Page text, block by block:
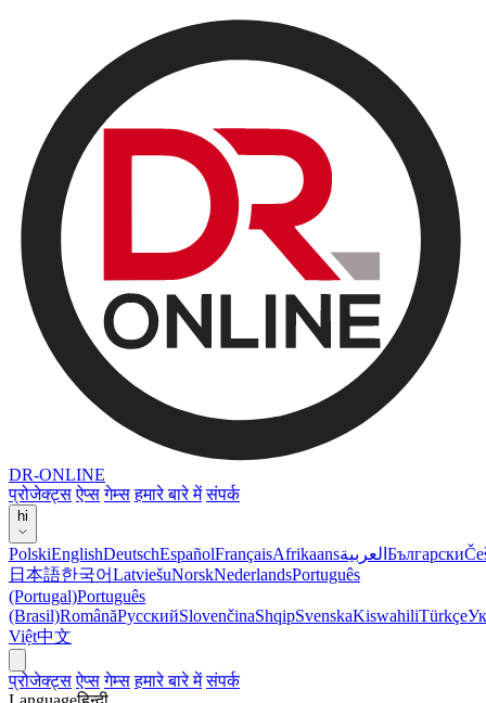
DR-ONLINE
प्रोजेक्ट्स ऐप्स गेम्स हमारे बारे में संपर्क
hi
PolskiEnglishDeutschEspañolFrançaisAfrikaansالعربية Български
日本語한국어LatviešuNorskNederlandsPortuguês
(Portugal)Português
(Brasil)RomânăРусскийSlovenčinaShqipSvenskaKiswahiliTürkçe
Việt中文
प्रोजेक्ट्स ऐप्स गेम्स हमारे बारे में संपर्क